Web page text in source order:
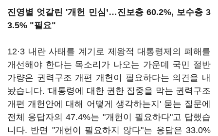
진영별 엇갈린 '개헌 민심’…진보층 60.2%, 보수층 3
3.5% "필요"
12·3 내란 사태를 계기로 제왕적 대통령제의 폐해를
개선해야 한다는 목소리가 나오는 가운데 국민 절반
가량은 권력구조 개편 개헌이 필요하다는 의견을 내
놨습니다. '대통령에 대한 권한 집중을 막는 권력구조
개편 개헌안에 대해 어떻게 생각하는지' 묻는 질문에
전체 응답자의 47.4%는 "개헌이 필요하다"고 답했습
니다. 반면 "개헌이 필요하지 않다"는 응답은 33.0%